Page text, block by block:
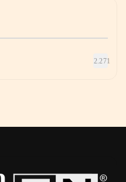
2.271